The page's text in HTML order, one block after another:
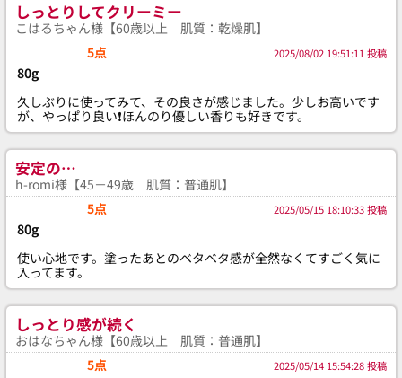
しっとりしてクリーミー
こはるちゃん様【60歳以上 肌質：乾燥肌】
5点
2025/08/02 19:51:11 投稿
80g
久しぶりに使ってみて、その良さが感じました。少しお高いです
が、やっぱり良い❗️ほんのり優しい香りも好きです。
安定の…
h-romi様【45－49歳 肌質：普通肌】
5点
2025/05/15 18:10:33 投稿
80g
使い心地です。塗ったあとのベタベタ感が全然なくてすごく気に
入ってます。
しっとり感が続く
おはなちゃん様【60歳以上 肌質：普通肌】
5点
2025/05/14 15:54:28 投稿